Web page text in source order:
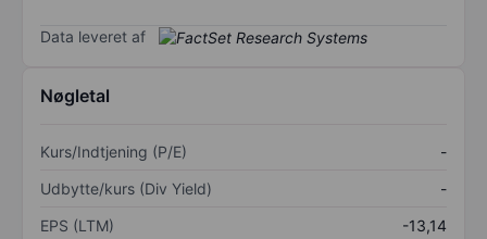
Data leveret af
Nøgletal
Kurs/Indtjening (P/E)
-
Udbytte/kurs (Div Yield)
-
EPS (LTM)
-13,14